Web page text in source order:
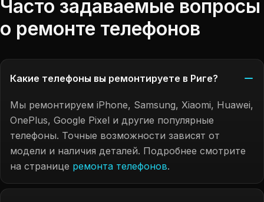
Часто задаваемые вопросы
о ремонте телефонов
Какие телефоны вы ремонтируете в Риге?
Мы ремонтируем iPhone, Samsung, Xiaomi, Huawei,
OnePlus, Google Pixel и другие популярные
телефоны. Точные возможности зависят от
модели и наличия деталей. Подробнее смотрите
на странице ремонта телефонов.